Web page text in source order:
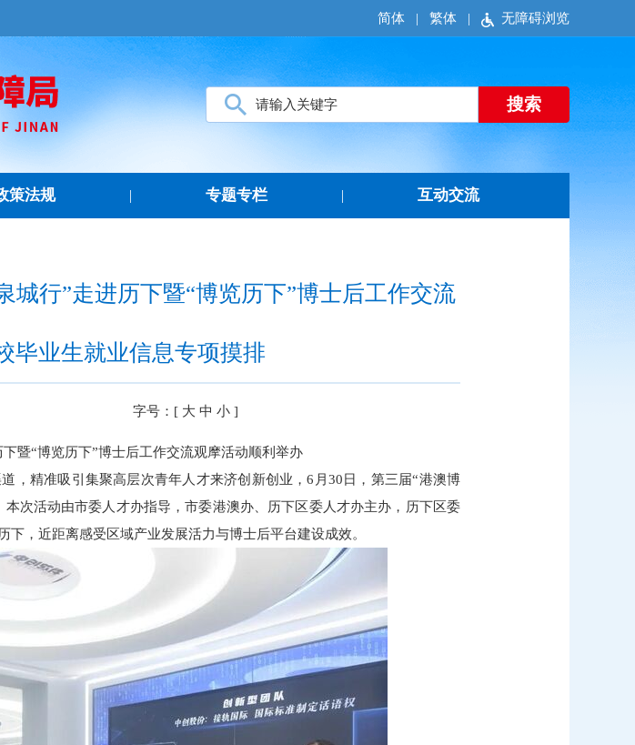
简体 | 繁体 | 无障碍浏览
策法规 | 专题专栏 | 互动交流
城行”走进历下暨“博览历下”博士后工作交流
毕业生就业信息专项摸排
字号：[ 大 中 小 ]
暨“博览历下”博士后工作交流观摩活动顺利举办
，精准吸引集聚高层次青年人才来济创新创业，6月30日，第三届“港澳博
次活动由市委人才办指导，市委港澳办、历下区委人才办主办，历下区委
，近距离感受区域产业发展活力与博士后平台建设成效。